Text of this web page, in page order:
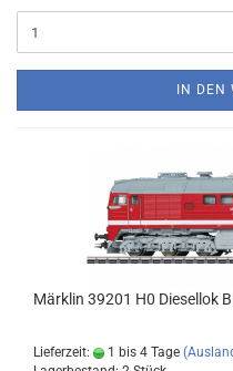
IN DEN
Märklin 39201 H0 Diesellok
Lieferzeit: 1 bis 4 Tage